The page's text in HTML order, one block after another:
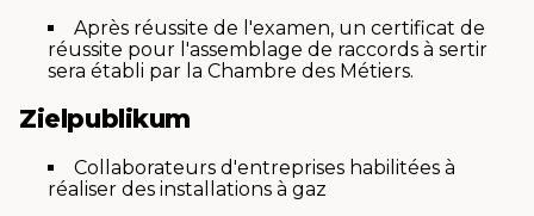
Après réussite de l'examen, un certificat de
réussite pour l'assemblage de raccords à sertir
sera établi par la Chambre des Métiers.
Zielpublikum
Collaborateurs d'entreprises habilitées à
réaliser des installations à gaz